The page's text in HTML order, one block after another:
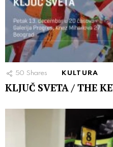
50 Shares KULTURA
KLJUČ SVETA / THE